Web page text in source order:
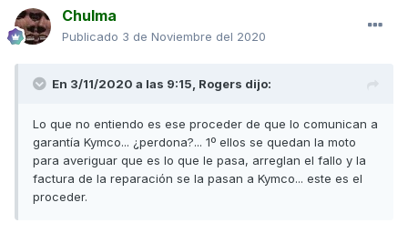
sistema.
Revisar nivel de aceite y restos de agua en el aceite, si hay
aumenta y el agua queda en el fondo, al perder nivel de
refrigerante, se sobrecalienta el sistema.
Revisar humos en escape, si existe fuga de agua en culata
hacia cilindro, sale humo blanco (vapores) por el escape,
esto puede ocurrir cuando hay una fuga minúscula de
líquido hacia el cilindro al enfriarse el motor, y luego al
funcionar evapora ese líquido, si la fuga es más grande y el
Chulma
Publicado 3 de Noviembre del 2020
En 3/11/2020 a las 9:15, Rogers dijo:
Lo que no entiendo es ese proceder de que lo comunican a
garantía Kymco... ¿perdona?... 1º ellos se quedan la moto
para averiguar que es lo que le pasa, arreglan el fallo y la
factura de la reparación se la pasan a Kymco... este es el
proceder.